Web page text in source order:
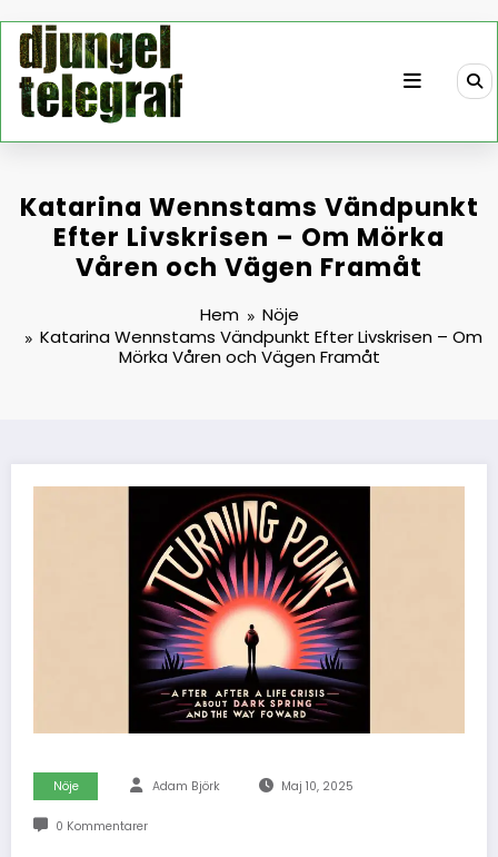
innehåll
Katarina Wennstams Vändpunkt
Efter Livskrisen – Om Mörka
Våren och Vägen Framåt
Hem
Nöje
Katarina Wennstams Vändpunkt Efter Livskrisen – Om
Mörka Våren och Vägen Framåt
Nöje Adam Björk Maj 10, 2025
0 Kommentarer